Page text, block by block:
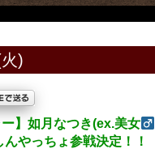
)
】如月なつき(ex.美女
やっちょ参戦決定！！